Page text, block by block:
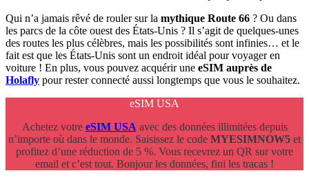
Qui n’a jamais rêvé de rouler sur la mythique Route 66 ? Ou dans
les parcs de la côte ouest des États-Unis ? Il s’agit de quelques-unes
des routes les plus célèbres, mais les possibilités sont infinies… et le
fait est que les États-Unis sont un endroit idéal pour voyager en
voiture ! En plus, vous pouvez acquérir une eSIM auprès de
Holafly pour rester connecté aussi longtemps que vous le souhaitez.
eSIM USA
Achetez votre eSIM USAavec des données illimitées depuis
n’importe où dans le monde. Saisissez le code MYESIMNOW5 et
profitez d’une réduction de 5 %. Vous recevrez un QR sur votre
email et c’est tout. Bonjour les données, fini les tracas !